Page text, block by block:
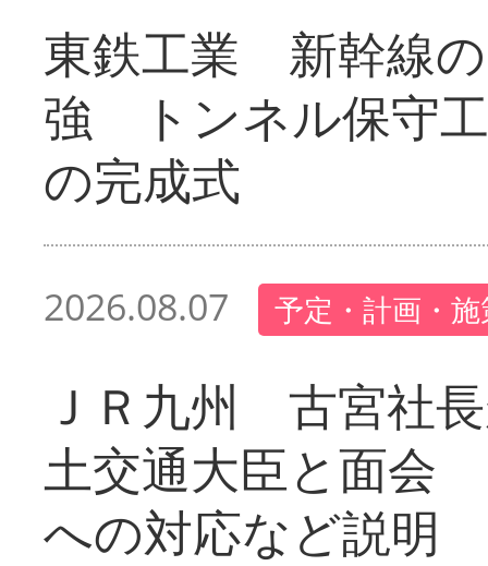
東鉄工業 新幹線
強 トンネル保守
の完成式
2026.08.07 予定・計画・
ＪＲ九州 古宮社
土交通大臣と面会
への対応など説明